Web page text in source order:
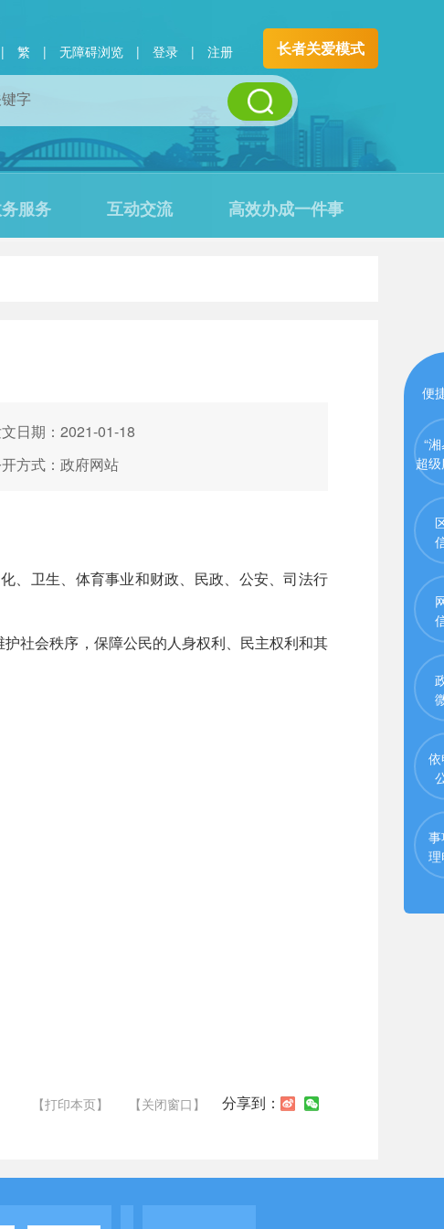
| 繁 | 无障碍浏览 | 登录 | 注册 长者关爱模式
服务 互动交流 高效办成一件事
日期：2021-01-18
方式：政府网站
、卫生、体育事业和财政、民政、公安、司法行
社会秩序，保障公民的人身权利、民主权利和其
【打印本页】 【关闭窗口】 分享到：
便
“
超